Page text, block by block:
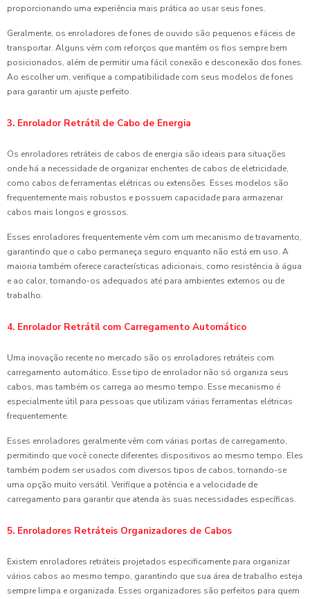
proporcionando uma experiência mais prática ao usar seus fones.
Geralmente, os enroladores de fones de ouvido são pequenos e fáceis de
transportar. Alguns vêm com reforços que mantêm os fios sempre bem
posicionados, além de permitir uma fácil conexão e desconexão dos fones.
Ao escolher um, verifique a compatibilidade com seus modelos de fones
para garantir um ajuste perfeito.
3. Enrolador Retrátil de Cabo de Energia
Os enroladores retráteis de cabos de energia são ideais para situações
onde há a necessidade de organizar enchentes de cabos de eletricidade,
como cabos de ferramentas elétricas ou extensões. Esses modelos são
frequentemente mais robustos e possuem capacidade para armazenar
cabos mais longos e grossos.
Esses enroladores frequentemente vêm com um mecanismo de travamento,
garantindo que o cabo permaneça seguro enquanto não está em uso. A
maioria também oferece características adicionais, como resistência à água
e ao calor, tornando-os adequados até para ambientes externos ou de
trabalho.
4. Enrolador Retrátil com Carregamento Automático
Uma inovação recente no mercado são os enroladores retráteis com
carregamento automático. Esse tipo de enrolador não só organiza seus
cabos, mas também os carrega ao mesmo tempo. Esse mecanismo é
especialmente útil para pessoas que utilizam várias ferramentas elétricas
frequentemente.
Esses enroladores geralmente vêm com várias portas de carregamento,
permitindo que você conecte diferentes dispositivos ao mesmo tempo. Eles
também podem ser usados com diversos tipos de cabos, tornando-se
uma opção muito versátil. Verifique a potência e a velocidade de
carregamento para garantir que atenda às suas necessidades específicas.
5. Enroladores Retráteis Organizadores de Cabos
Existem enroladores retráteis projetados especificamente para organizar
vários cabos ao mesmo tempo, garantindo que sua área de trabalho esteja
sempre limpa e organizada. Esses organizadores são perfeitos para quem